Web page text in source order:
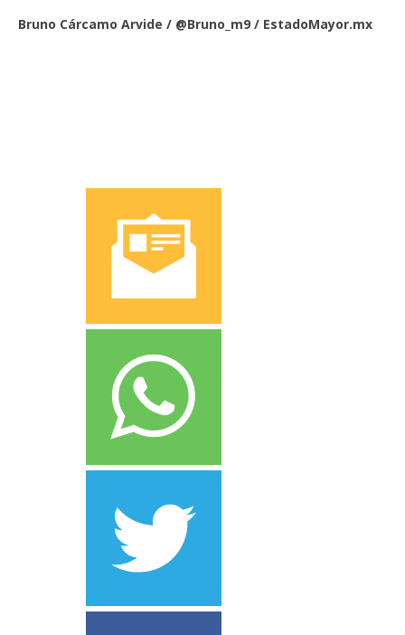
Bruno Cárcamo Arvide / @Bruno_m9 / EstadoMayor.mx